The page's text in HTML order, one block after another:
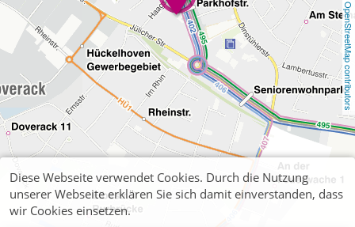
OpenStreetMap contributors
Diese Webseite verwendet Cookies. Durch die Nutzung
unserer Webseite erklären Sie sich damit einverstanden, dass
wir Cookies einsetzen.